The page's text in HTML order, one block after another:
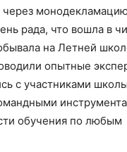
через
рада, что вошла в
на Летней
опытные
с участниками
обучения по любым